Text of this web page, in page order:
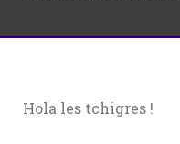
Hola les tchigres !